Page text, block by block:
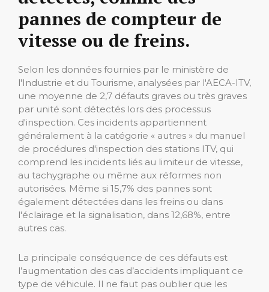
pannes de compteur de
vitesse ou de freins.
Selon les données fournies par le ministère de
l'Industrie et du Tourisme, analysées par l'AECA-ITV,
une moyenne de 2,7 défauts graves ou très graves
par unité sont détectés lors des processus
d'inspection. Ces incidents appartiennent
généralement à la catégorie « autres » du manuel
de procédures d'inspection des stations ITV, qui
comprend les incidents liés au limiteur de vitesse,
au tachygraphe ou même aux réformes non
autorisées. Même si 15,7% des pannes sont
également détectées dans les freins ou dans
l'éclairage et la signalisation, dans 12,68%, entre
autres cas.
La principale conséquence de ces défauts est
l’augmentation des cas d’accidents impliquant ce
type de véhicule. Il ne faut pas oublier que les